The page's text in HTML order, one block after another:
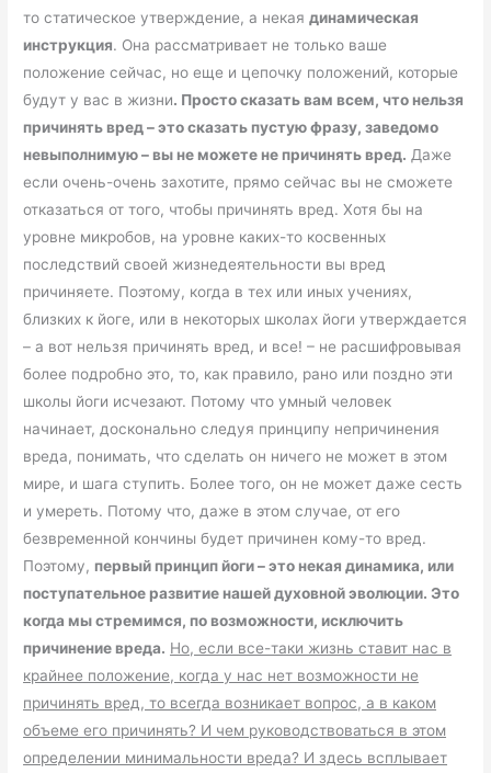
то статическое утверждение, а некаядинамическая
инструкция. Она рассматривает не только ваше
положение сейчас, но еще и цепочку положений, которые
будут у вас в жизни. Просто сказать вам всем, что нельзя
причинять вред – это сказать пустую фразу, заведомо
невыполнимую – вы не можете не причинять вред. Даже
если очень-очень захотите, прямо сейчас вы не сможете
отказаться от того, чтобы причинять вред. Хотя бы на
уровне микробов, на уровне каких-то косвенных
последствий своей жизнедеятельности вы вред
причиняете. Поэтому, когда в тех или иных учениях,
близких к йоге, или в некоторых школах йоги утверждается
– а вот нельзя причинять вред, и все! – не расшифровывая
более подробно это, то, как правило, рано или поздно эти
школы йоги исчезают. Потому что умный человек
начинает, досконально следуя принципу непричинения
вреда, понимать, что сделать он ничего не может в этом
мире, и шага ступить. Более того, он не может даже сесть
и умереть. Потому что, даже в этом случае, от его
безвременной кончины будет причинен кому-то вред.
Поэтому, первый принцип йоги – это некая динамика, или
поступательное развитие нашей духовной эволюции. Это
когда мы стремимся, по возможности, исключить
причинение вреда. Но, если все-таки жизнь ставит нас в
крайнее положение, когда у нас нет возможности не
причинять вред, то всегда возникает вопрос, а в каком
объеме его причинять? И чем руководствоваться в этом
определении минимальности вреда? И здесь всплывает